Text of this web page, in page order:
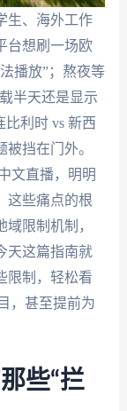
生、海外工作
台想刷一场欧
播放”；熬夜等
半天还是显示
比利时 vs 新西
挡在门外。
文直播，明明
这些痛点的根
限制机制，
天这篇指南就
限制，轻松看
，甚至提前为
些“拦